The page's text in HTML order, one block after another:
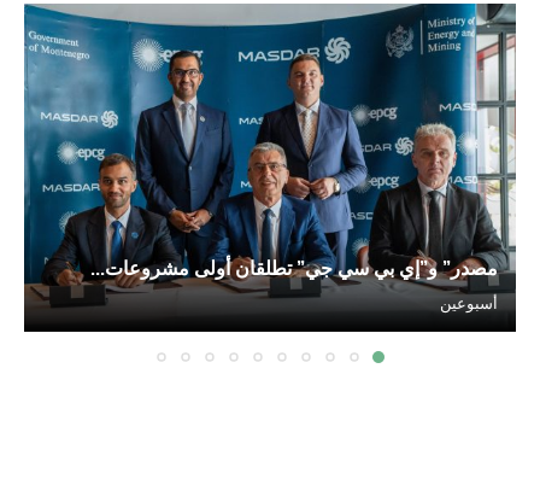
مصدر” و”إي بي سي جي” تطلقان أولى مشروعات...
أسبوعين